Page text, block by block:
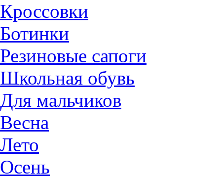
Кроссовки
Ботинки
Резиновые сапоги
Школьная обувь
Для мальчиков
Весна
Лето
Осень